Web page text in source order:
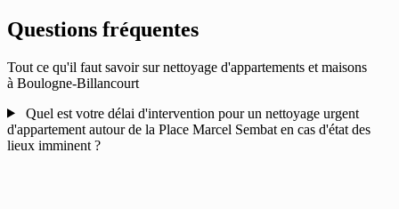
Questions fréquentes
Tout ce qu'il faut savoir sur nettoyage d'appartements et maisons
à Boulogne-Billancourt
Quel est votre délai d'intervention pour un nettoyage urgent
d'appartement autour de la Place Marcel Sembat en cas d'état des
lieux imminent ?